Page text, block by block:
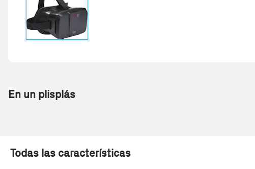
En un plisplás
Todas las características